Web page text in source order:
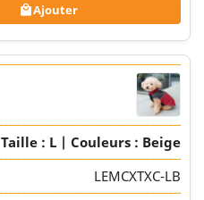
Ajouter
Taille : L | Couleurs : Beige
LEMCXTXC-LB